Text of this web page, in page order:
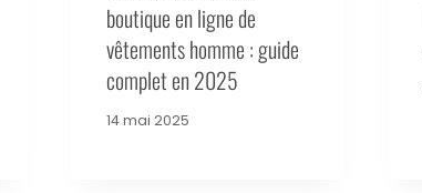
boutique en ligne de
vêtements homme : guide
complet en 2025
14 mai 2025